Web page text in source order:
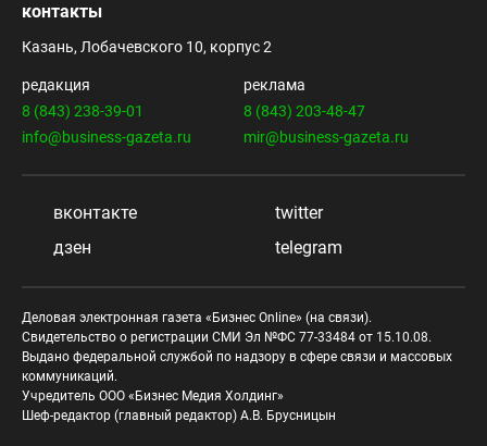
контакты
Казань, Лобачевского 10, корпус 2
редакция
8 (843) 238-39-01
info@business-gazeta.ru
реклама
8 (843) 203-48-47
mir@business-gazeta.ru
вконтакте
twitter
дзен
telegram
Деловая электронная газета «Бизнес Online» (на связи).
Свидетельство о регистрации СМИ Эл №ФС 77-33484 от 15.10.08.
Выдано федеральной службой по надзору в сфере связи и массовых
коммуникаций.
Учредитель ООО «Бизнес Медия Холдинг»
Шеф-редактор (главный редактор) А.В. Брусницын